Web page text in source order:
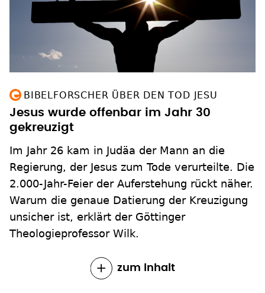
BIBELFORSCHER ÜBER DEN TOD JESU
Jesus wurde offenbar im Jahr 30
gekreuzigt
Im Jahr 26 kam in Judäa der Mann an die
Regierung, der Jesus zum Tode verurteilte. Die
2.000-Jahr-Feier der Auferstehung rückt näher.
Warum die genaue Datierung der Kreuzigung
unsicher ist, erklärt der Göttinger
Theologieprofessor Wilk.
zum Inhalt